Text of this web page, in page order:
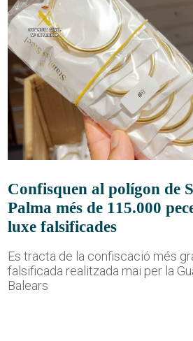
Confisquen al polígon de
Palma més de 115.000
luxe falsificades
Es tracta de la confiscació més
falsificada realitzada mai per la
Balears